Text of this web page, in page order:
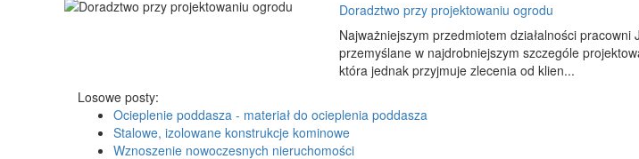
Doradztwo przy projektowaniu ogrodu
Najważniejszym przedmiotem działalności
przemyślane w najdrobniejszym szczególe
która jednak przyjmuje zlecenia od klien...
Losowe posty:
Ocieplenie poddasza - materiał do ocieplenia poddasza
Stalowe, izolowane konstrukcje kominowe
Wznoszenie nowoczesnych nieruchomości